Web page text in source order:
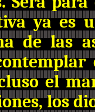
ya es
de las
el
los